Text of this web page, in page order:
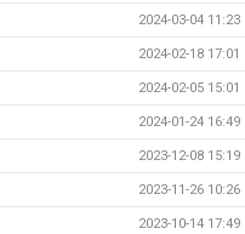
2024-03-04 11:23
2024-02-18 17:01
2024-02-05 15:01
2024-01-24 16:49
2023-12-08 15:19
2023-11-26 10:26
2023-10-14 17:49